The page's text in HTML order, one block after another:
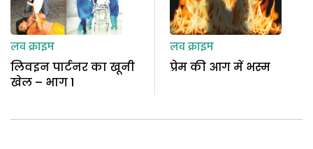
लव क्राइम
लिवइन पार्टनर का खूनी
खेल – भाग 1
लव क्राइम
प्रेम की आग में भस्म